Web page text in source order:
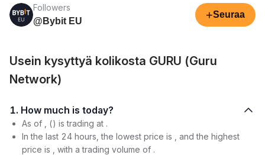
Followers
@Bybit EU
+Seuraa
Usein kysyttyä kolikosta GURU (Guru
Network)
1. How much is today?
As of , () is trading at .
In the last 24 hours, the lowest price is , and the highest
price is , with a trading volume of .